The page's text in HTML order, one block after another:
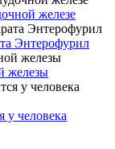
железе
Энтерофурил
железы
у человека